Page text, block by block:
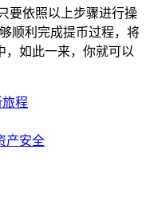
要依照以上步骤进行操
顺利完成提币过程，将
，如此一来，你就可以
程
产安全